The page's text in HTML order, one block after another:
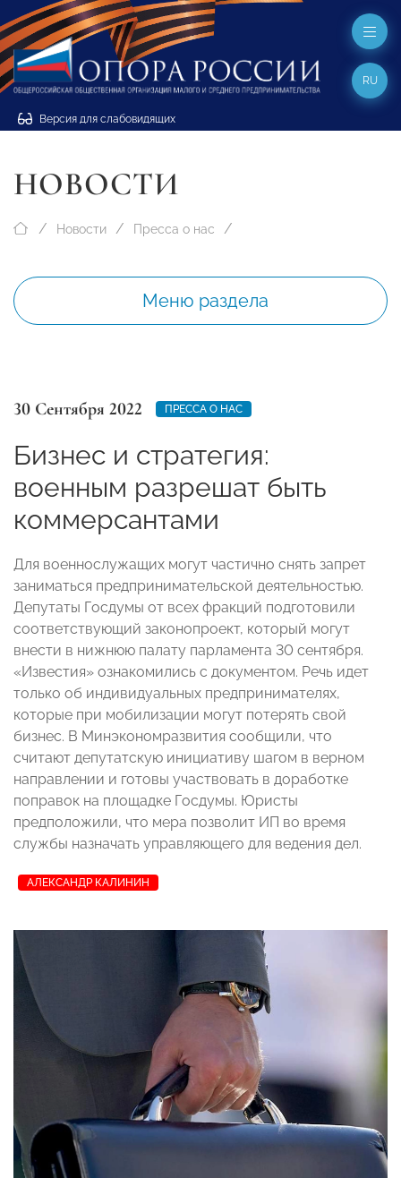
Версия для слабовидящих
RU
НОВОСТИ
Новости Пресса о нас
Меню раздела
30 Сентября 2022 ПРЕССА О НАС
Бизнес и стратегия:
военным разрешат быть
коммерсантами
Для военнослужащих могут частично снять запрет
заниматься предпринимательской деятельностью.
Депутаты Госдумы от всех фракций подготовили
соответствующий законопроект, который могут
внести в нижнюю палату парламента 30 сентября.
«Известия» ознакомились с документом. Речь идет
только об индивидуальных предпринимателях,
которые при мобилизации могут потерять свой
бизнес. В Минэкономразвития сообщили, что
считают депутатскую инициативу шагом в верном
направлении и готовы участвовать в доработке
поправок на площадке Госдумы. Юристы
предположили, что мера позволит ИП во время
службы назначать управляющего для ведения дел.
АЛЕКСАНДР КАЛИНИН